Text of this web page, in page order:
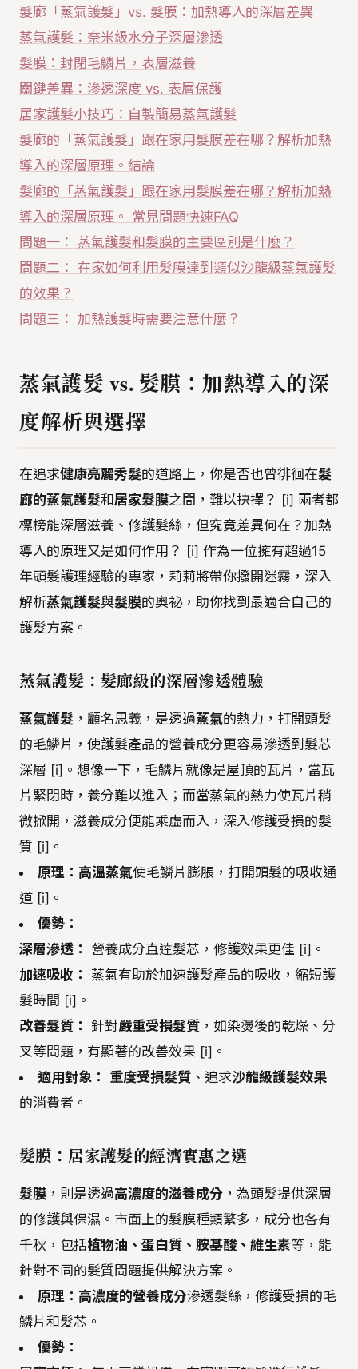
髮廊「蒸氣護髮」vs. 髮膜：加熱導入的深層差異
蒸氣護髮：奈米級水分子深層滲透
髮膜：封閉毛鱗片，表層滋養
關鍵差異：滲透深度 vs. 表層保護
居家護髮小技巧：自製簡易蒸氣護髮
髮廊的「蒸氣護髮」跟在家用髮膜差在哪？解析加熱
導入的深層原理。結論
髮廊的「蒸氣護髮」跟在家用髮膜差在哪？解析加熱
導入的深層原理。 常見問題快速FAQ
問題一： 蒸氣護髮和髮膜的主要區別是什麼？
問題二： 在家如何利用髮膜達到類似沙龍級蒸氣護髮
的效果？
問題三： 加熱護髮時需要注意什麼？
蒸氣護髮 vs. 髮膜：加熱導入的深
度解析與選擇
在追求健康亮麗秀髮的道路上，你是否也曾徘徊在髮
廊的蒸氣護髮和居家髮膜之間，難以抉擇？ [i] 兩者都
標榜能深層滋養、修護髮絲，但究竟差異何在？加熱
導入的原理又是如何作用？ [i] 作為一位擁有超過15
年頭髮護理經驗的專家，莉莉將帶你撥開迷霧，深入
解析蒸氣護髮與髮膜的奧祕，助你找到最適合自己的
護髮方案。
蒸氣護髮：髮廊級的深層滲透體驗
蒸氣護髮 ，顧名思義，是透過蒸氣的熱力，打開頭髮
的毛鱗片，使護髮產品的營養成分更容易滲透到髮芯
深層 [i]。想像一下，毛鱗片就像是屋頂的瓦片，當瓦
片緊閉時，養分難以進入；而當蒸氣的熱力使瓦片稍
微掀開，滋養成分便能乘虛而入，深入修護受損的髮
質 [i]。
原理： 高溫蒸氣使毛鱗片膨脹，打開頭髮的吸收通
道 [i]。
優勢：
深層滲透：
營養成分直達髮芯，修護效果更佳 [i]。
加速吸收：
蒸氣有助於加速護髮產品的吸收，縮短護
髮時間 [i]。
改善髮質： 針對嚴重受損髮質 ，如染燙後的乾燥、分
叉等問題，有顯著的改善效果 [i]。
適用對象：
重度受損髮質 、追求沙龍級護髮效果
的消費者。
髮膜：居家護髮的經濟實惠之選
髮膜 ，則是透過高濃度的滋養成分 ，為頭髮提供深層
的修護與保濕。市面上的髮膜種類繁多，成分也各有
千秋，包括植物油、蛋白質、胺基酸、維生素等，能
針對不同的髮質問題提供解決方案。
原理： 高濃度的營養成分滲透髮絲，修護受損的毛
鱗片和髮芯。
優勢：